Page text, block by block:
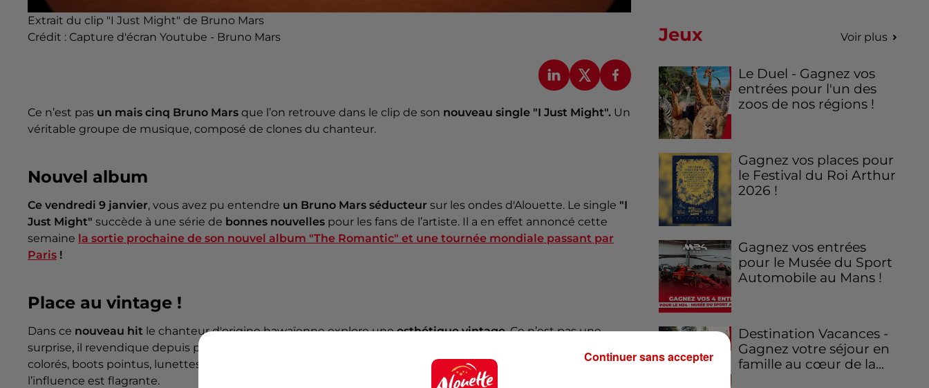
Extrait du clip "I Just Might" de Bruno Mars
Crédit : Capture d'écran Youtube - Bruno Mars
Ce n’est pas un mais cinq Bruno Mars que l’on retrouve dans le clip de son nouveau single "I Just Might". Un
véritable groupe de musique, composé de clones du chanteur.
Nouvel album
Ce vendredi 9 janvier, vous avez pu entendre un Bruno Mars séducteur sur les ondes d'Alouette. Le single "I
Just Might" succède à une série de bonnes nouvelles pour les fans de l’artiste. Il a en effet annoncé cette
semaine la sortie prochaine de son nouvel album "The Romantic" et une tournée mondiale passant par
Paris !
Place au vintage !
Dans ce nouveau hit le chanteur d'origine hawaïenne explore uneesthétique vintage. Ce n’est pas une
surprise, il revendique depuis plusieurs années un
colorés, boots pointus, lunettes vintages, mais encore l’apparition d’une caméra super 8 dans son dernier clip,
l’influence est flagrante.
Jeux Voir plus
Le Duel - Gagnez vos
entrées pour l'un des
zoos de nos régions !
Gagnez vos places pour
le Festival du Roi Arthur
2026 !
Gagnez vos entrées
pour le Musée du Sport
Automobile au Mans !
Destination Vacances -
Gagnez votre séjour en
famille au cœur de la...
Continuer sans accepter